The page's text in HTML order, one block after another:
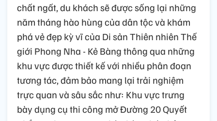
chất ngất, du khách sẽ được sống lại những
năm tháng hào hùng của dân tộc và khám
phá vẻ đẹp kỳ vĩ của Di sản Thiên nhiên Thế
giới Phong Nha - Kẻ Bàng thông qua những
khu vực được thiết kế với nhiều phân đoạn
tương tác, đảm bảo mang lại trải nghiệm
trực quan và sâu sắc như: Khu vực trưng
bày dụng cụ thi công mở Đường 20 Quyết